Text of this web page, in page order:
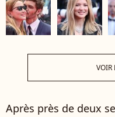
VOIR
Après près de deux